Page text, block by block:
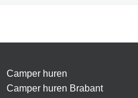
Camper huren
Camper huren Brabant